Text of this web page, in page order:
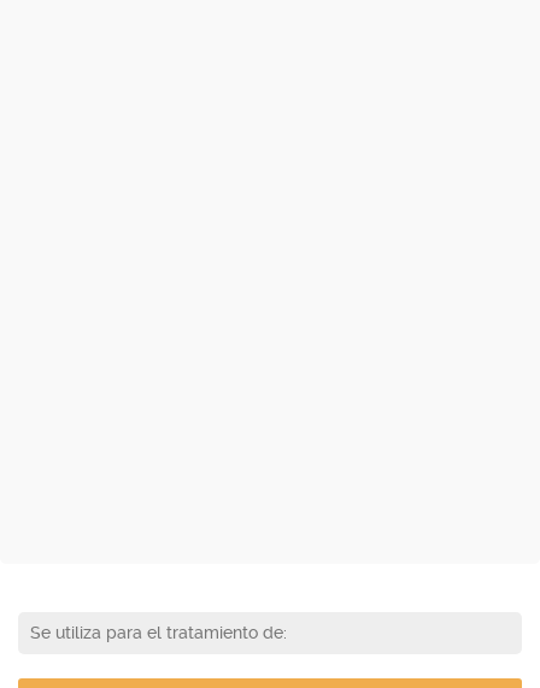
Se utiliza para el tratamiento de: